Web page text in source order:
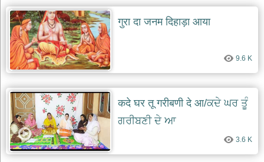
bhajan
of
the
day
भजन
जोड़ें
add
गुरा दा जनम दिहाड़ा आया
9.6 K
कदे घर तू गरीबणी दे आ/ਕਦੇ ਘਰ ਤੂੰ
ਗਰੀਬਣੀ ਦੇ ਆ
3.6 K